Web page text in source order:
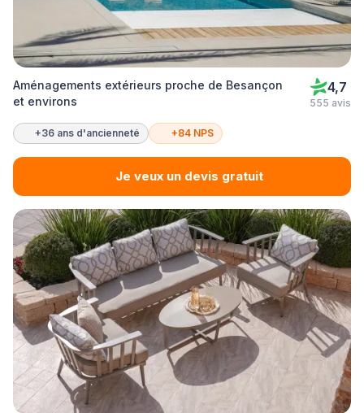
Aménagements extérieurs proche de Besançon
et environs
4,7
555 avis
+36 ans d'ancienneté +84 NPS
Je veux un devis gratuit